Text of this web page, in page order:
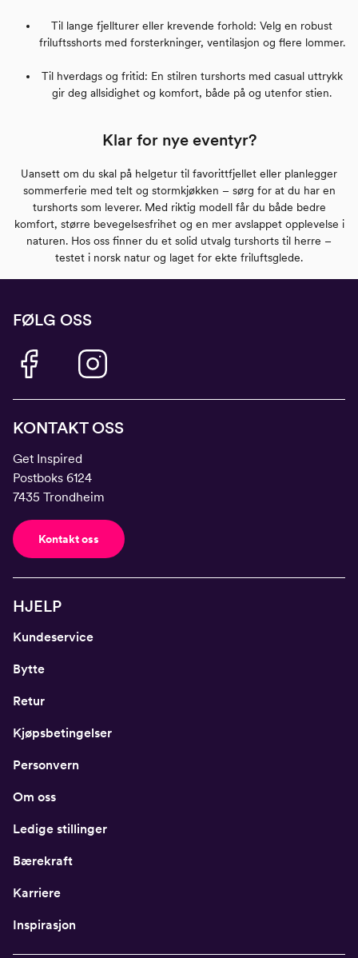
Til lange fjellturer eller krevende forhold: Velg en robust
friluftsshorts med forsterkninger, ventilasjon og flere lommer.
Til hverdags og fritid: En stilren turshorts med casual uttrykk
gir deg allsidighet og komfort, både på og utenfor stien.
Klar for nye eventyr?
Uansett om du skal på helgetur til favorittfjellet eller planlegger
sommerferie med telt og stormkjøkken – sørg for at du har en
turshorts som leverer. Med riktig modell får du både bedre
komfort, større bevegelsesfrihet og en mer avslappet opplevelse i
naturen. Hos oss finner du et solid utvalg turshorts til herre –
testet i norsk natur og laget for ekte friluftsglede.
FØLG OSS
KONTAKT OSS
Get Inspired
Postboks 6124
7435 Trondheim
Kontakt oss
HJELP
Kundeservice
Bytte
Retur
Kjøpsbetingelser
Personvern
Om oss
Ledige stillinger
Bærekraft
Karriere
Inspirasjon